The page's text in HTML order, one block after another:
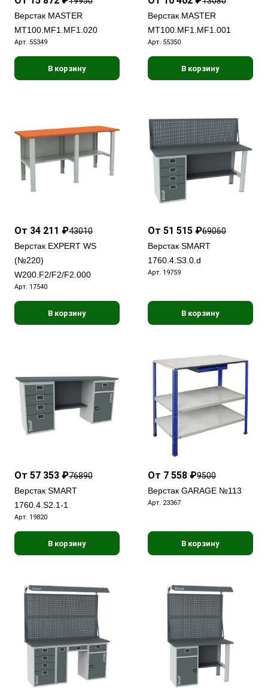
Верстак MASTER
MT100.MF1.MF1.020
Арт. 55349
В корзину
Верстак MASTER
MT100.MF1.MF1.001
Арт. 55350
В корзину
От 34 211 ₽43010
Верстак EXPERT WS
(№220)
W200.F2/F2/F2.000
Арт. 17540
В корзину
От 51 515 ₽69060
Верстак SMART
1760.4.S3.0.d
Арт. 19759
В корзину
От 57 353 ₽76890
Верстак SMART
1760.4.S2.1-1
Арт. 19820
В корзину
От 7 558 ₽9500
Верстак GARAGE №113
Арт. 23367
В корзину